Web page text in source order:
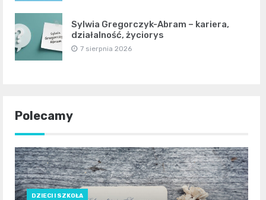
Sylwia Gregorczyk-Abram – kariera,
działalność, życiorys
7 sierpnia 2026
Polecamy
DZIECI I SZKOŁA